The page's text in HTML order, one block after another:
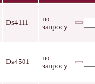
Ds4111
по
запросу
Ds4501
по
запросу